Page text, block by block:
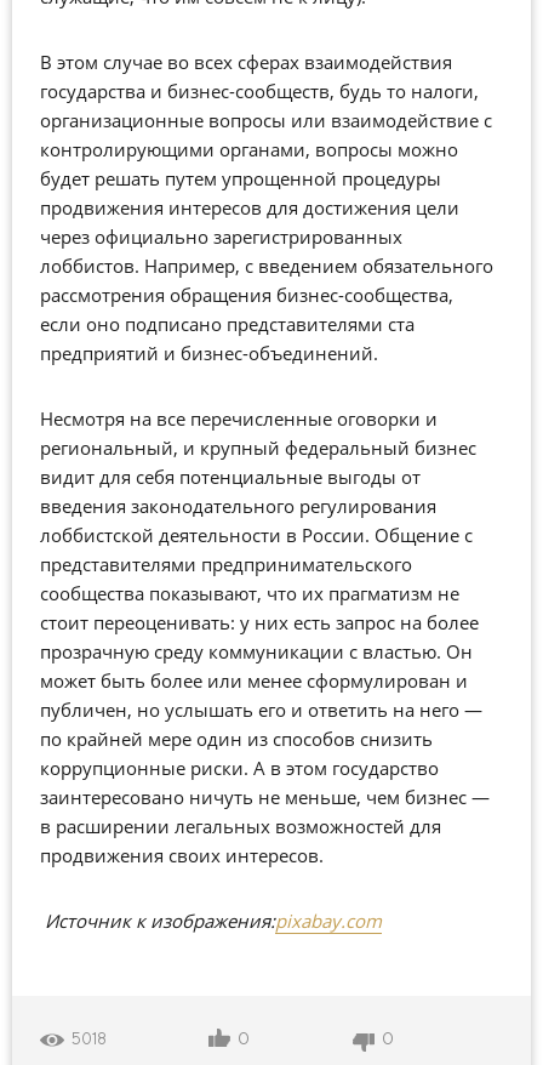
В этом случае во всех сферах взаимодействия
государства и бизнес-сообществ, будь то налоги,
организационные вопросы или взаимодействие с
контролирующими органами, вопросы можно
будет решать путем упрощенной процедуры
продвижения интересов для достижения цели
через официально зарегистрированных
лоббистов. Например, с введением обязательного
рассмотрения обращения бизнес-сообщества,
если оно подписано представителями ста
предприятий и бизнес-объединений.
Несмотря на все перечисленные оговорки и
региональный, и крупный федеральный бизнес
видит для себя потенциальные выгоды от
введения законодательного регулирования
лоббистской деятельности в России. Общение с
представителями предпринимательского
сообщества показывают, что их прагматизм не
стоит переоценивать: у них есть запрос на более
прозрачную среду коммуникации с властью. Он
может быть более или менее сформулирован и
публичен, но услышать его и ответить на него —
по крайней мере один из способов снизить
коррупционные риски. А в этом государство
заинтересовано ничуть не меньше, чем бизнес —
в расширении легальных возможностей для
продвижения своих интересов.
Источник к изображения:pixabay.com
5018 0 0